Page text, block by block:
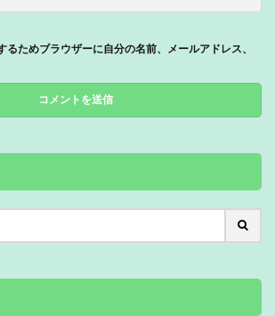
るためブラウザーに自分の名前、メールアドレス、